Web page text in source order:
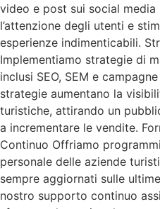
video e post sui social
l’attenzione degli utenti e
esperienze indimenticabili.
Implementiamo strategie di
inclusi SEO, SEM e
strategie aumentano la
turistiche, attirando un
a incrementare le vendite.
Continuo Offriamo
personale delle aziende
sempre aggiornati sulle
nostro supporto continuo